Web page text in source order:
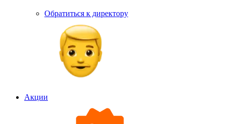
Обратиться к директору
Акции